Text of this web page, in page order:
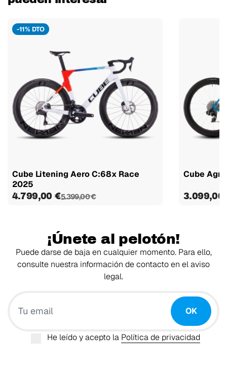
-11% DTO
Cube Litening Aero C:68x Race
2025
4.799,00 €5.399,00 €
Cube
3.099,00
¡Únete al pelotón!
Puede darse de baja en cualquier momento. Para ello,
consulte nuestra información de contacto en el aviso
legal.
OK
He leído y acepto la Política de privacidad